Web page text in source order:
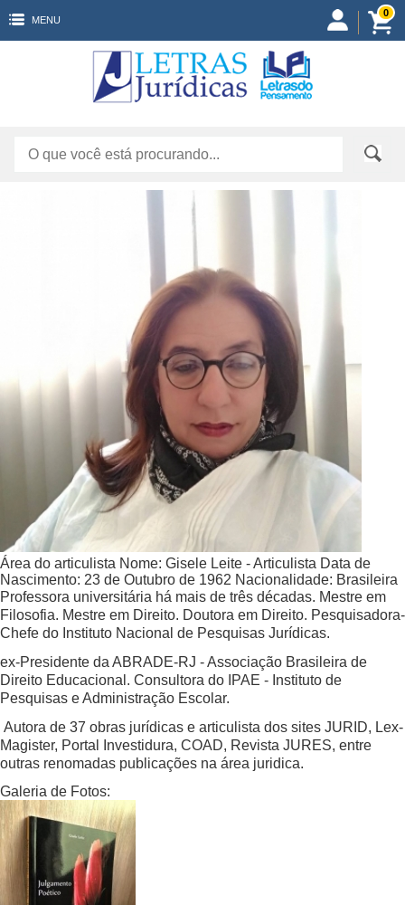
MENU
0
Área do articulista Nome: Gisele Leite - Articulista Data de
Nascimento: 23 de Outubro de 1962 Nacionalidade: Brasileira
Professora universitária há mais de três décadas. Mestre em
Filosofia. Mestre em Direito. Doutora em Direito. Pesquisadora-
Chefe do Instituto Nacional de Pesquisas Jurídicas.
ex-Presidente da ABRADE-RJ - Associação Brasileira de
Direito Educacional. Consultora do IPAE - Instituto de
Pesquisas e Administração Escolar.
Autora de 37 obras jurídicas e articulista dos sites JURID, Lex-
Magister, Portal Investidura, COAD, Revista JURES, entre
outras renomadas publicações na área juridica.
Galeria de Fotos: